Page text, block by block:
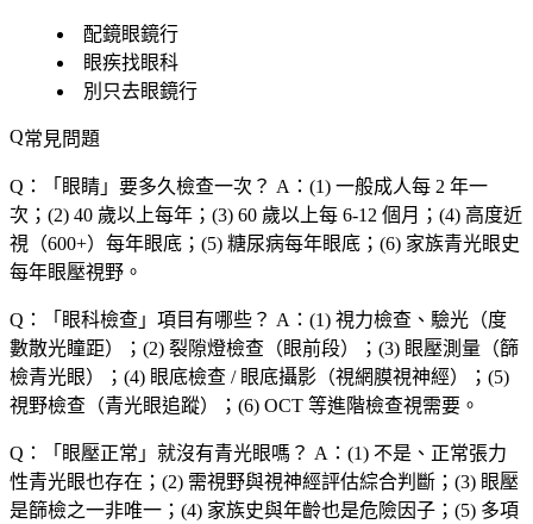
配鏡眼鏡行
眼疾找眼科
別只去眼鏡行
常見問題
Q：「 眼睛 」要多久檢查一次？ A：(1) 一般成人每 2 年一
次；(2) 40 歲以上每年；(3) 60 歲以上每 6-12 個月；(4) 高度近
視（600+）每年眼底；(5) 糖尿病每年眼底；(6) 家族青光眼史
每年眼壓視野。
Q：「 眼科檢查 」項目有哪些？ A：(1) 視力檢查、驗光（度
數散光瞳距）；(2) 裂隙燈檢查（眼前段）；(3) 眼壓測量（篩
檢青光眼）；(4) 眼底檢查 / 眼底攝影（視網膜視神經）；(5)
視野檢查（青光眼追蹤）；(6) OCT 等進階檢查視需要。
Q：「 眼壓正常 」就沒有青光眼嗎？ A：(1) 不是、正常張力
性青光眼也存在；(2) 需視野與視神經評估綜合判斷；(3) 眼壓
是篩檢之一非唯一；(4) 家族史與年齡也是危險因子；(5) 多項